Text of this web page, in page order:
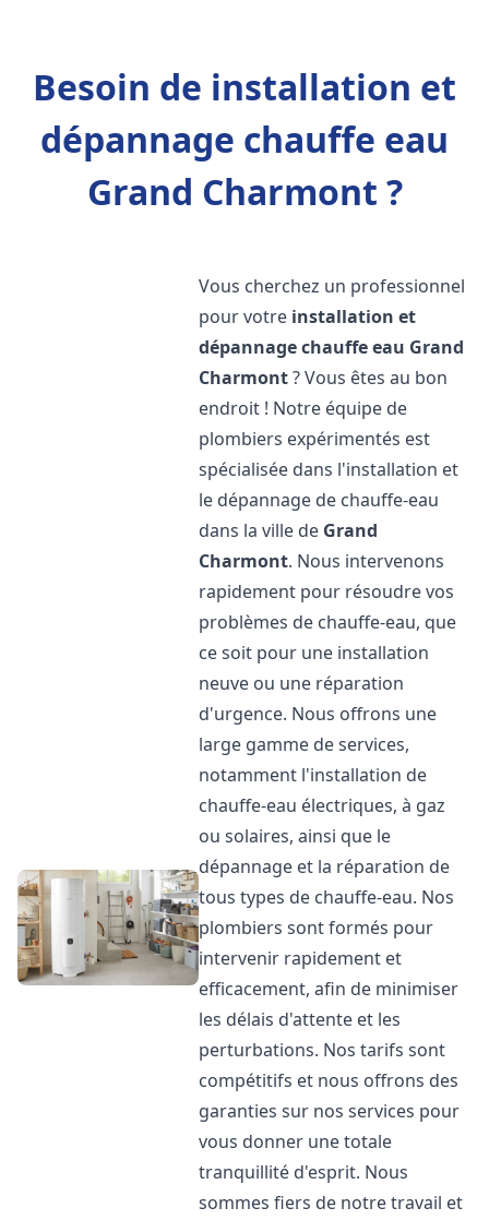
Besoin de installation et
dépannage chauffe eau
Grand Charmont ?
Vous cherchez un professionnel
pour votre installation et
dépannage chauffe eau Grand
Charmont? Vous êtes au bon
endroit ! Notre équipe de
plombiers expérimentés est
spécialisée dans l'installation et
le dépannage de chauffe-eau
dans la ville de Grand
Charmont. Nous intervenons
rapidement pour résoudre vos
problèmes de chauffe-eau, que
ce soit pour une installation
neuve ou une réparation
d'urgence. Nous offrons une
large gamme de services,
notamment l'installation de
chauffe-eau électriques, à gaz
ou solaires, ainsi que le
dépannage et la réparation de
tous types de chauffe-eau. Nos
plombiers sont formés pour
intervenir rapidement et
efficacement, afin de minimiser
les délais d'attente et les
perturbations. Nos tarifs sont
compétitifs et nous offrons des
garanties sur nos services pour
vous donner une totale
tranquillité d'esprit. Nous
sommes fiers de notre travail et